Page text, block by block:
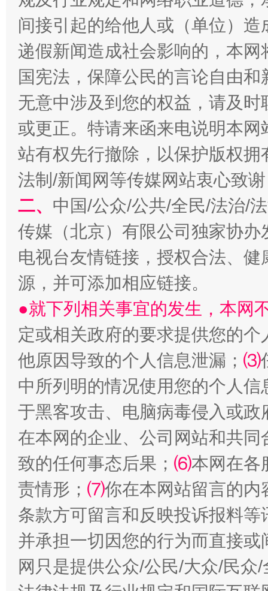
从幼儿园到大学，有这些资助 “
事关残疾人未来5年
规模最大的光氢储一体化项目 走
镜头丨大暑三秋近 山西：
间接引起的给他人或（单位）
递假新闻造成社会影响的，本
国宪法，保障公民的言论自由
无意中涉及到您的权益，请及
或更正。特请来函来电说明本
站有权先行撤除，以保护版权
法制/新闻网等传媒网站衷心致
二、 中国/公众/公共/全民/法治/
传媒（北京）有限公司独家协
电视台友情链接，授权合法、
源，并可添加相应链接。
●就下列相关事宜的发生，本网
定或相关政府的要求提供您的个
他原因导致的个人信息泄漏； ⑶
中所列明的情况使用您的个人
于黑客攻击、电脑病毒侵入或
在本网的企业、公司网站和共
致的任何事态后果； ⑹本网在各
责情形； ⑺你在本网站留言的内
条款方可留言和反映投诉报料
并承担一切因您的行为而直接
网只是提供公众/公民/大众/民